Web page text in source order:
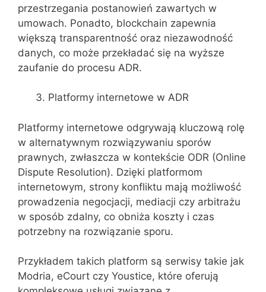
przestrzegania postanowień zawartych w
umowach. Ponadto, blockchain zapewnia
większą transparentność oraz niezawodność
danych, co może przekładać się na wyższe
zaufanie do procesu ADR.
Platformy internetowe w ADR
Platformy internetowe odgrywają kluczową rolę
w alternatywnym rozwiązywaniu sporów
prawnych, zwłaszcza w kontekście ODR (Online
Dispute Resolution). Dzięki platformom
internetowym, strony konfliktu mają możliwość
prowadzenia negocjacji, mediacji czy arbitrażu
w sposób zdalny, co obniża koszty i czas
potrzebny na rozwiązanie sporu.
Przykładem takich platform są serwisy takie jak
Modria, eCourt czy Youstice, które oferują